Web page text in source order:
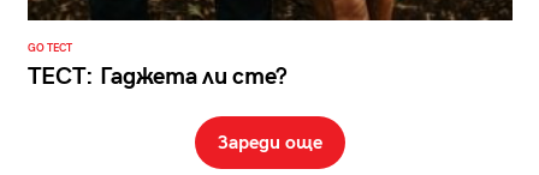
GO ТЕСТ
ТЕСТ: Гаджета ли сте?
Зареди още